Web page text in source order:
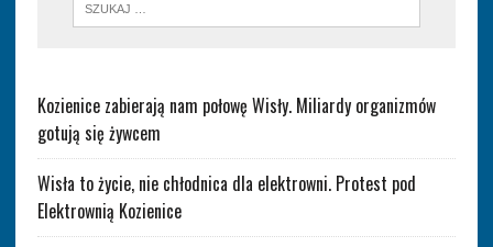
Kozienice zabierają nam połowę Wisły. Miliardy organizmów
gotują się żywcem
Wisła to życie, nie chłodnica dla elektrowni. Protest pod
Elektrownią Kozienice